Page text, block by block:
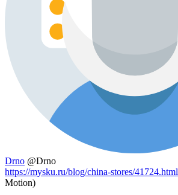
Drno @Drno
https://mysku.ru/blog/china-stores/41724.html
Motion)